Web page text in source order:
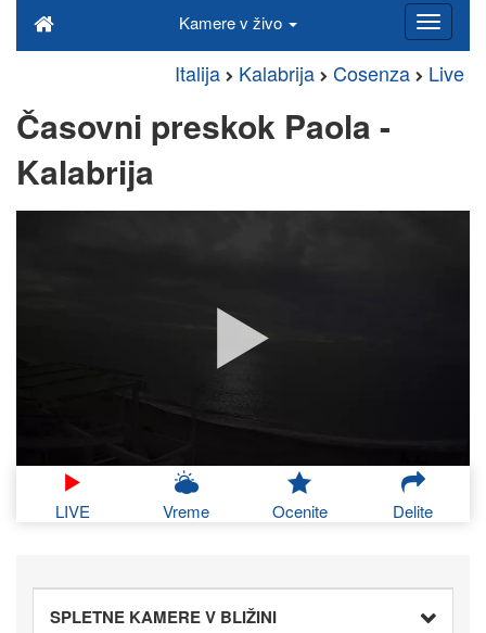
Kamere v živo
Italija Kalabrija Cosenza Live
Časovni preskok Paola -
Kalabrija
LIVE Vreme Ocenite Delite
SPLETNE KAMERE V BLIŽINI